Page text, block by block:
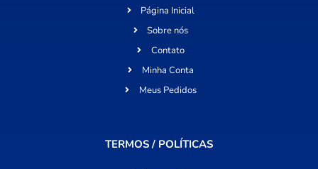
Página Inicial
Sobre nós
Contato
Minha Conta
Meus Pedidos
TERMOS / POLÍTICAS